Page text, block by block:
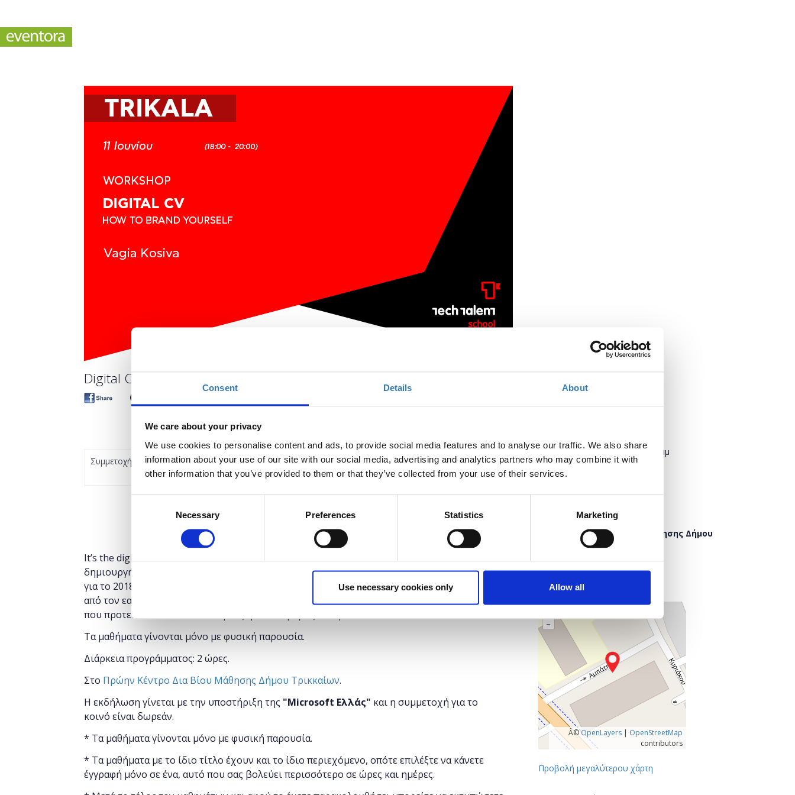
Consent Details About
We care about your privacy
We use cookies to personalise content and ads, to provide social media features and to analyse our traffic. We also share
information about your use of our site with our social media, advertising and analytics partners who may combine it with
other information that you’ve provided to them or that they’ve collected from your use of their services.
Necessary Preferences Statistics Marketing
Use necessary cookies only Allow all
Digital CV – How to brand yourself (Trikala)
Συμμετοχή
Η περίοδος εγγραφών
έχει λήξει.
It’s the digital era! Οι μελλοντικοί σου εργοδότες βρίσκονται online, εσύ; Πώς μπορείς να
δημιουργήσεις ένα digital cv και να κάνεις το profile σου ελκυστικό; Ποια είναι τα top skills
για το 2018; Μάθε πώς να παρουσιάζεις τα πιο δυνατά σου σημεία και χτίσε ένα “brand” γύρω
από τον εαυτό σου. Ανακάλυψε top tips από διεθνείς recruiters αλλά και τα DO’s & DON’T’S
που προτείνονται να ακολουθήσεις ή να αποφύγεις…και μείνε “linked”!
Τα μαθήματα γίνονται μόνο με φυσική παρουσία.
Διάρκεια προγράμματος: 2 ώρες.
Στο Πρώην Κέντρο Δια Βίου Μάθησης Δήμου Τρικκαίων.
Η εκδήλωση γίνεται με την υποστήριξη της "Microsoft Ελλάς" και η συμμετοχή για το
κοινό είναι δωρεάν.
* Τα μαθήματα γίνονται μόνο με φυσική παρουσία.
* Τα μαθήματα με το ίδιο τίτλο έχουν και το ίδιο περιεχόμενο, οπότε επιλέξτε να κάνετε
έγγραφή μόνο σε ένα, αυτό που σας βολεύει περισσότερο σε ώρες και ημέρες.
Δευτέρα, 11 Ιουνίου 2018 6:00 μμ
Προσθήκη στο ημερολόγιό σας
Πρώην Κέντρο Δια Βίου Μάθησης Δήμου
Τρικκαίων
421 00 Τρίκαλα
Τρίκαλα, Ελλάδα
–
Â©OpenLayers| OpenStreetMap
contributors
Προβολή μεγαλύτερου χάρτη